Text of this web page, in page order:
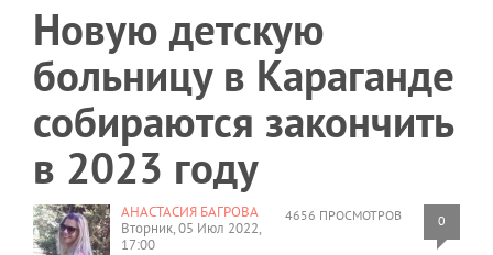
Новую детскую
больницу в Караганде
собираются закончить
в 2023 году
4656 ПРОСМОТРОВ 0
АНАСТАСИЯ БАГРОВА
Вторник, 05 Июл 2022,
17:00